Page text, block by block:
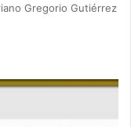
Gregorio Gutiérrez